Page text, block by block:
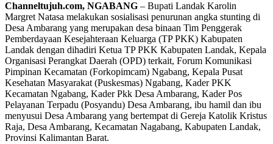
Channeltujuh.com, NGABANG – Bupati Landak Karolin
Margret Natasa melakukan sosialisasi penurunan angka stunting di
Desa Ambarang yang merupakan desa binaan Tim Penggerak
Pemberdayaan Kesejahteraan Keluarga (TP PKK) Kabupaten
Landak dengan dihadiri Ketua TP PKK Kabupaten Landak, Kepala
Organisasi Perangkat Daerah (OPD) terkait, Forum Komunikasi
Pimpinan Kecamatan (Forkopimcam) Ngabang, Kepala Pusat
Kesehatan Masyarakat (Puskesmas) Ngabang, Kader PKK
Kecamatan Ngabang, Kader Pkk Desa Ambarang, Kader Pos
Pelayanan Terpadu (Posyandu) Desa Ambarang, ibu hamil dan ibu
menyusui Desa Ambarang yang bertempat di Gereja Katolik Kristus
Raja, Desa Ambarang, Kecamatan Nagabang, Kabupaten Landak,
Provinsi Kalimantan Barat.